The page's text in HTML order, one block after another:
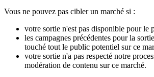
Vous ne pouvez pas cibler un marché si :
votre sortie n'est pas disponible pour le
les campagnes précédentes pour la
touché tout le public potentiel sur ce
votre sortie n'a pas respecté notre
modération de contenu sur ce marché.